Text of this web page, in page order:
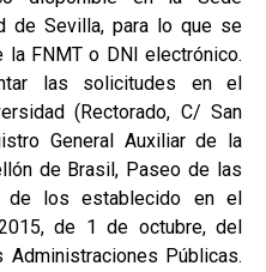
de Sevilla, para lo que se
FNMT o DNI electrónico.
las solicitudes en el
(Rectorado, C/ San
General Auxiliar de la
de Brasil, Paseo de las
de los establecido en el
de 1 de octubre, del
Administraciones Públicas.